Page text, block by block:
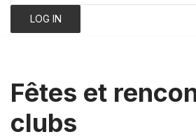
Fêtes et
clubs